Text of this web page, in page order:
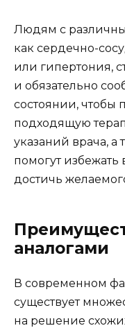
Людям с
как сердечно-
или гипертония,
и обязательно
состоянии, чтобы
подходящую
указаний врача, а
помогут
достичь
аналогами
В современном
существует
на решение